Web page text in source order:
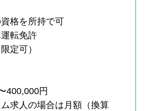
格を所持で可
転免許
定可）
400,000円
求人の場合は月額（換算